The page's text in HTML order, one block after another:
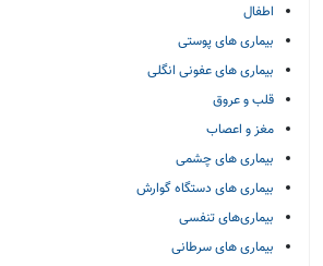
اطفال
بیماری های پوستی
بیماری های عفونی انگلی
قلب و عروق
مغز و اعصاب
بیماری های چشمی
بیماری های دستگاه گوارش
بیماری‌های تنفسی
بیماری های سرطانی